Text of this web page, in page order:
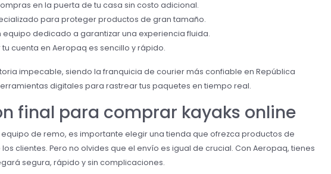
en la puerta de tu casa sin costo adicional.
para proteger productos de gran tamaño.
equipo dedicado a garantizar una experiencia fluida.
tu cuenta en Aeropaq es sencillo y rápido.
impecable, siendo la franquicia de courier más confiable en República
digitales para rastrear tus paquetes en tiempo real.
final para comprar kayaks online
de remo, es importante elegir una tienda que ofrezca productos de
clientes. Pero no olvides que el envío es igual de crucial. Con Aeropaq, tienes
segura, rápido y sin complicaciones.